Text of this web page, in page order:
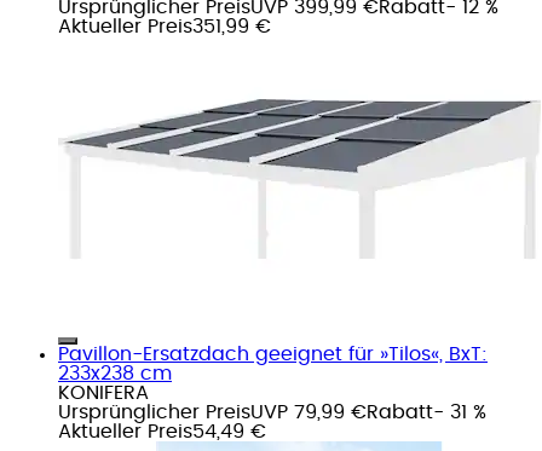
Ursprünglicher PreisUVP 399,99 €Rabatt- 12 %
Aktueller Preis351,99 €
Pavillon-Ersatzdach geeignet für »Tilos«, BxT:
233x238 cm
KONIFERA
Ursprünglicher PreisUVP 79,99 €Rabatt- 31 %
Aktueller Preis54,49 €